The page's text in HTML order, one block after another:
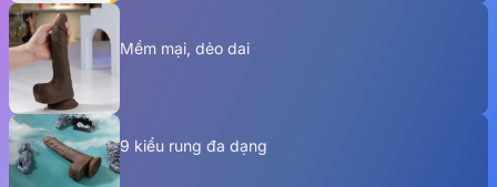
Mềm mại, dẻo dai
9 kiểu rung đa dạng